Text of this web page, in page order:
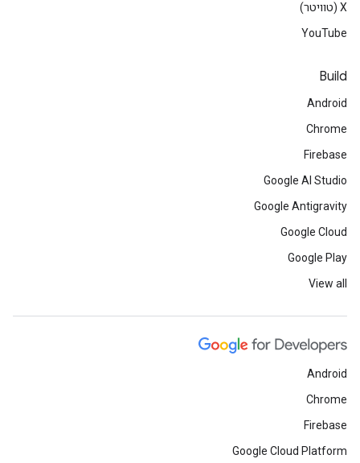
‫X (טוויטר)
YouTube
Build
Android
Chrome
Firebase
Google AI Studio
Google Antigravity
Google Cloud
Google Play
View all
Android
Chrome
Firebase
Google Cloud Platform